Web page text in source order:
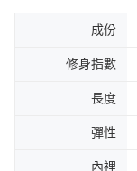
成份
修身指數
長度
彈性
內裡